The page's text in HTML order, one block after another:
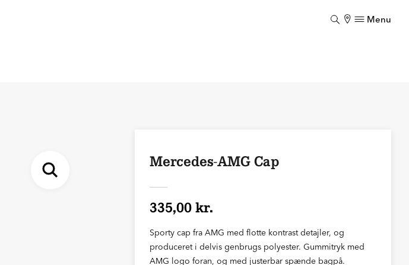
Menu
Mercedes-AMG Cap
335,00 kr.
Sporty cap fra AMG med flotte kontrast detajler, og
produceret i delvis genbrugs polyester. Gummitryk med
AMG logo foran, og med justerbar spænde bagpå.